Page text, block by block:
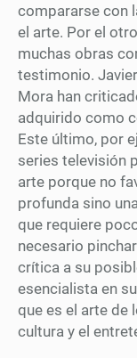
compararse con
el arte. Por el
muchas obras
testimonio.
Mora han
adquirido como
Este último, por
series televisión
arte porque no
profunda sino
que requiere
necesario
crítica a su
esencialista en
que es el arte de
cultura y el